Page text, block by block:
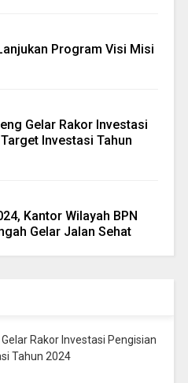
Program Visi Misi
Gelar Rakor Investasi
Investasi Tahun
Kantor Wilayah BPN
Gelar Jalan Sehat
Rakor Investasi Pengisian
Tahun 2024